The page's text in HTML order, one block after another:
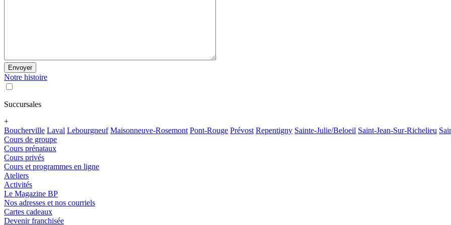
Envoyer
Notre histoire
Succursales
+
Boucherville Laval Lebourgneuf Maisonneuve-Rosemont Pont-Rouge Prévost Repentigny Sainte-Julie/Beloeil Saint-Jean-Sur-Richelieu
Cours de groupe
Cours prénataux
Cours privés
Cours et programmes en ligne
Ateliers
Activités
Le Magazine BP
Nos adresses et nos courriels
Cartes cadeaux
Devenir franchisée